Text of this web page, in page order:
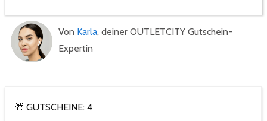
Von Karla, deiner OUTLETCITY Gutschein-
Expertin
🎁 GUTSCHEINE: 4